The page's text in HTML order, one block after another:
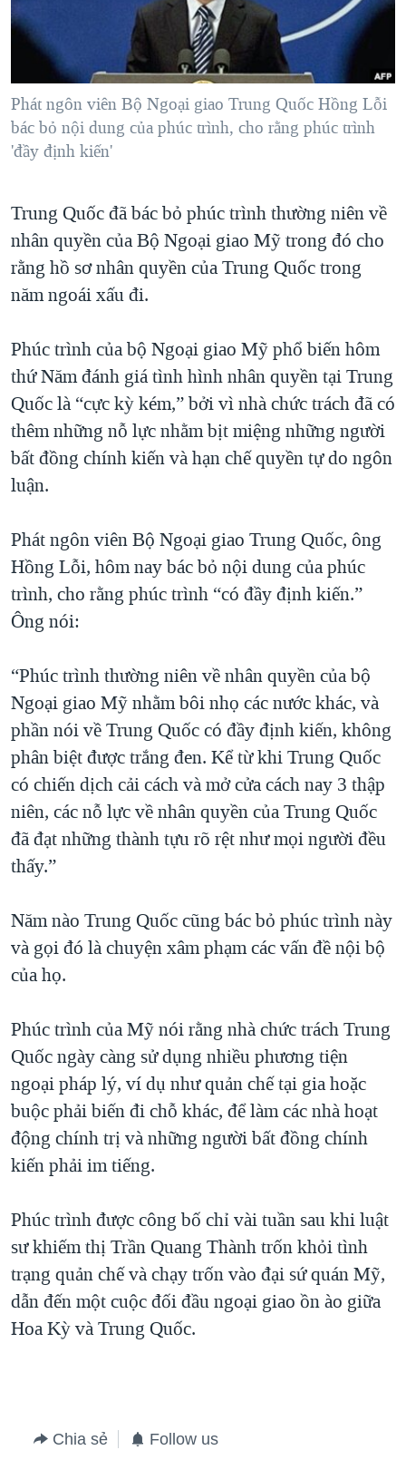
"Tìm" NGƯỜI VIỆT HẢI NGOẠI
ĐỜI SỐNG
KINH TẾ
KHOA HỌC
SỨC KHOẺ
THỂ THAO
GIÁO DỤC
HÀNH TRÌNH BẦU CỬ 2024
MỘT NĂM CHIẾN TRANH TẠI DẢI GAZA
GIẢI MÃ VÀNH ĐAI & CON ĐƯỜNG
NGÀY TỊ NẠN THẾ GIỚI
CHI PHÍ CHIẾN TRANH AFGHANISTAN
CÁC GIÁ TRỊ CỘNG HÒA Ở VIỆT NAM
THƯỢNG ĐỈNH TRUMP-KIM TẠI VIỆT NAM
NGƯ DÂN VIỆT VÀ LÀN SÓNG TRỘM HẢI SÂM
BÊN KIA QUỐC LỘ: TIẾNG VỌNG TỪ NÔNG THÔN MỸ
QUAN HỆ VIỆT MỸ
VIDEO
NGHE
MẠNG XÃ HỘI
Phát ngôn viên Bộ Ngoại giao Trung Quốc Hồng Lỗi
bác bỏ nội dung của phúc trình, cho rằng phúc trình
'đầy định kiến'
Trung Quốc đã bác bỏ phúc trình thường niên về
nhân quyền của Bộ Ngoại giao Mỹ trong đó cho
rằng hồ sơ nhân quyền của Trung Quốc trong
năm ngoái xấu đi.
Phúc trình của bộ Ngoại giao Mỹ phổ biến hôm
thứ Năm đánh giá tình hình nhân quyền tại Trung
Quốc là “cực kỳ kém,” bởi vì nhà chức trách đã có
thêm những nỗ lực nhằm bịt miệng những người
bất đồng chính kiến và hạn chế quyền tự do ngôn
luận.
Phát ngôn viên Bộ Ngoại giao Trung Quốc, ông
Hồng Lỗi, hôm nay bác bỏ nội dung của phúc
trình, cho rằng phúc trình “có đầy định kiến.”
Ông nói:
“Phúc trình thường niên về nhân quyền của bộ
Ngoại giao Mỹ nhằm bôi nhọ các nước khác, và
phần nói về Trung Quốc có đầy định kiến, không
phân biệt được trắng đen. Kể từ khi Trung Quốc
có chiến dịch cải cách và mở cửa cách nay 3 thập
niên, các nỗ lực về nhân quyền của Trung Quốc
đã đạt những thành tựu rõ rệt như mọi người đều
thấy.”
Năm nào Trung Quốc cũng bác bỏ phúc trình này
và gọi đó là chuyện xâm phạm các vấn đề nội bộ
của họ.
Phúc trình của Mỹ nói rằng nhà chức trách Trung
Quốc ngày càng sử dụng nhiều phương tiện
ngoại pháp lý, ví dụ như quản chế tại gia hoặc
buộc phải biến đi chỗ khác, để làm các nhà hoạt
động chính trị và những người bất đồng chính
kiến phải im tiếng.
Phúc trình được công bố chỉ vài tuần sau khi luật
sư khiếm thị Trần Quang Thành trốn khỏi tình
trạng quản chế và chạy trốn vào đại sứ quán Mỹ,
dẫn đến một cuộc đối đầu ngoại giao ồn ào giữa
Hoa Kỳ và Trung Quốc.
Chia sẻ Follow us